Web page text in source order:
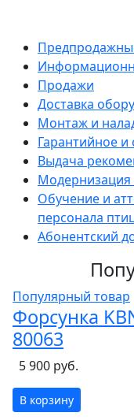
Продажи
Доставка
Монтаж и
Гарантийное
Выдача
Модернизация
Обучение и
персонала
Абонентский
Популярный товар
Форсунка
80063
5 900 руб.
В корзину